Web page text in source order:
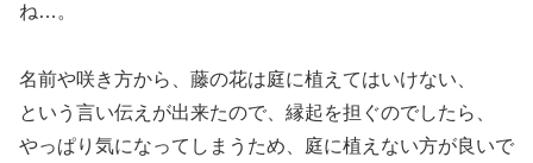
ね…。
名前や咲き方から、藤の花は庭に植えてはいけない、
という言い伝えが出来たので、縁起を担ぐのでしたら、
やっぱり気になってしまうため、庭に植えない方が良いで